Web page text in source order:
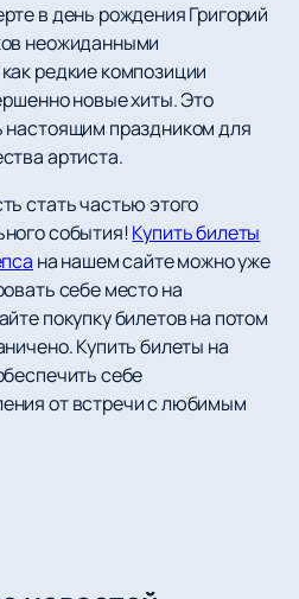
в день рождения Григорий
неожиданными
редкие композиции
новые хиты. Это
настоящим праздником для
артиста.
стать частью этого
события! Купить билеты
на нашем сайте можно уже
себе место на
покупку билетов на потом
Купить билеты на
себе
от встречи с любимым